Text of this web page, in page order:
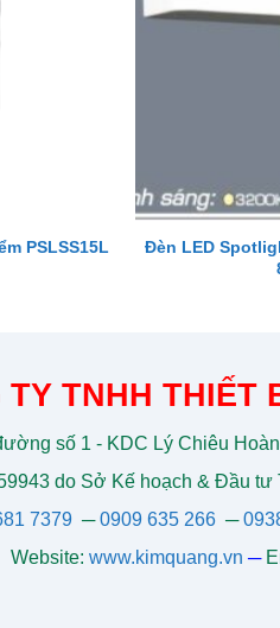
PSLSS15L
Đèn LED
TY TNHH THIẾT
số 1 - KDC Lý Chiêu
do Sở Kế hoạch & Đầu
7379 ─0909 635 266 ─
Website: www.kimquang.vn ─